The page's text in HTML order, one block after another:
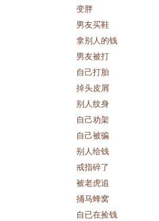
变胖
男友买鞋
拿别人的钱
男友被打
自己打胎
掉头皮屑
别人纹身
自己劝架
自己被骗
别人给钱
戒指碎了
被老虎追
捅马蜂窝
自已在捡钱